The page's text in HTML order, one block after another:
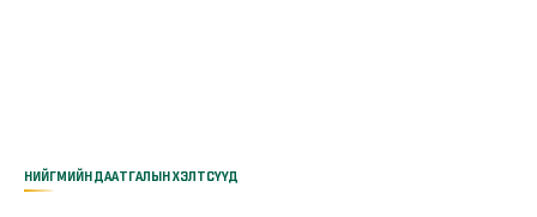
НИЙГМИЙН ДААТГАЛЫН ХЭЛТСҮҮД